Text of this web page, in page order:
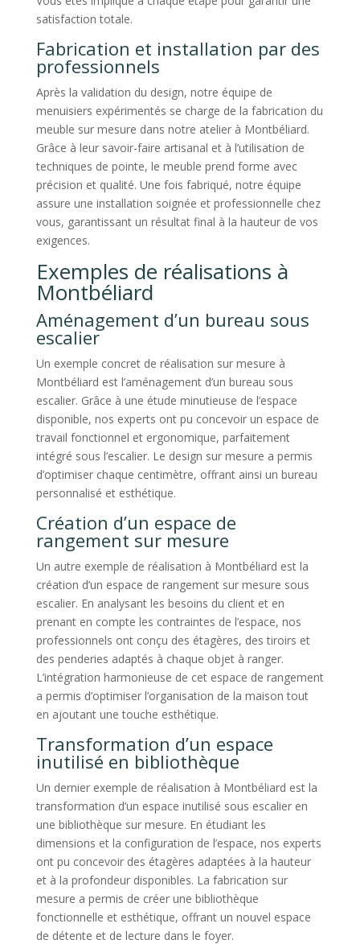
satisfaction totale.
Fabrication et installation par des
professionnels
Après la validation du design, notre équipe de
menuisiers expérimentés se charge de la fabrication du
meuble sur mesure dans notre atelier à Montbéliard.
Grâce à leur savoir-faire artisanal et à l’utilisation de
techniques de pointe, le meuble prend forme avec
précision et qualité. Une fois fabriqué, notre équipe
assure une installation soignée et professionnelle chez
vous, garantissant un résultat final à la hauteur de vos
exigences.
Exemples de réalisations à
Montbéliard
Aménagement d’un bureau sous
escalier
Un exemple concret de réalisation sur mesure à
Montbéliard est l’aménagement d’un bureau sous
escalier. Grâce à une étude minutieuse de l’espace
disponible, nos experts ont pu concevoir un espace de
travail fonctionnel et ergonomique, parfaitement
intégré sous l’escalier. Le design sur mesure a permis
d’optimiser chaque centimètre, offrant ainsi un bureau
personnalisé et esthétique.
Création d’un espace de
rangement sur mesure
Un autre exemple de réalisation à Montbéliard est la
création d’un espace de rangement sur mesure sous
escalier. En analysant les besoins du client et en
prenant en compte les contraintes de l’espace, nos
professionnels ont conçu des étagères, des tiroirs et
des penderies adaptés à chaque objet à ranger.
L’intégration harmonieuse de cet espace de rangement
a permis d’optimiser l’organisation de la maison tout
en ajoutant une touche esthétique.
Transformation d’un espace
inutilisé en bibliothèque
Un dernier exemple de réalisation à Montbéliard est la
transformation d’un espace inutilisé sous escalier en
une bibliothèque sur mesure. En étudiant les
dimensions et la configuration de l’espace, nos experts
ont pu concevoir des étagères adaptées à la hauteur
et à la profondeur disponibles. La fabrication sur
mesure a permis de créer une bibliothèque
fonctionnelle et esthétique, offrant un nouvel espace
de détente et de lecture dans le foyer.